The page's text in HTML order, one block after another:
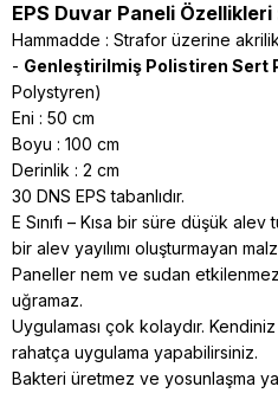
EPS Duvar Paneli Özellikleri
Hammadde : Strafor üzerine
- Genleştirilmiş Polistiren Sert
Polystyren)
Eni : 50 cm
Boyu : 100 cm
Derinlik : 2 cm
30 DNS EPS tabanlıdır.
E Sınıfı – Kısa bir süre düşük
bir alev yayılımı oluşturmayan
Paneller nem ve sudan
uğramaz.
Uygulaması çok kolaydır.
rahatça uygulama yapabilirsiniz.
Bakteri üretmez ve yosunlaşma